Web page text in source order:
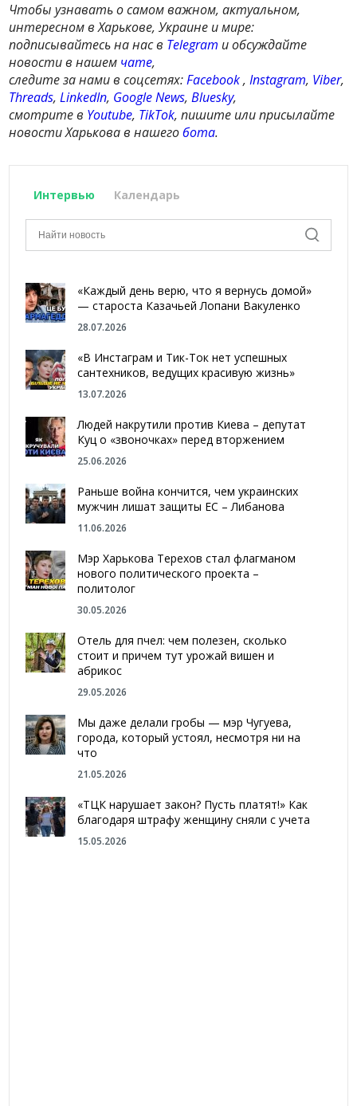
Чтобы узнавать о самом важном, актуальном,
интересном в Харькове, Украине и мире:
подписывайтесь на нас в Telegram и обсуждайте
новости в нашем чате,
следите за нами в соцсетях:Facebook,Instagram, Viber,
Threads,LinkedIn, Google News,Bluesky,
смотрите в Youtube, TikTok, пишите или присылайте
новости Харькова в нашегобота.
Интервью Календарь
«Каждый день верю, что я вернусь домой»
— староста Казачьей Лопани Вакуленко
28.07.2026
«В Инстаграм и Тик-Ток нет успешных
сантехников, ведущих красивую жизнь»
13.07.2026
Людей накрутили против Киева – депутат
Куц о «звоночках» перед вторжением
25.06.2026
Раньше война кончится, чем украинских
мужчин лишат защиты ЕС – Либанова
11.06.2026
Мэр Харькова Терехов стал флагманом
нового политического проекта –
политолог
30.05.2026
Отель для пчел: чем полезен, сколько
стоит и причем тут урожай вишен и
абрикос
29.05.2026
Мы даже делали гробы — мэр Чугуева,
города, который устоял, несмотря ни на
что
21.05.2026
«ТЦК нарушает закон? Пусть платят!» Как
благодаря штрафу женщину сняли с учета
15.05.2026